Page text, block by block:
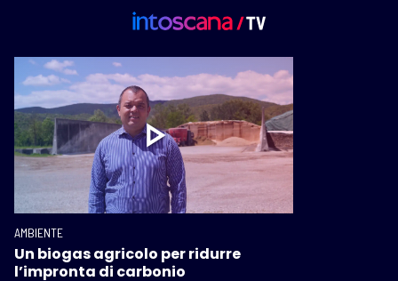
AMBIENTE
Un biogas agricolo per ridurre
l’impronta di carbonio